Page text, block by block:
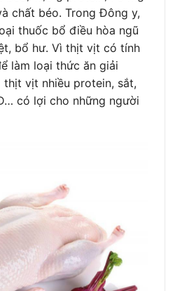
chất béo. Trong Đông y,
thuốc bổ điều hòa ngũ
bổ hư. Vì thịt vịt có tính
làm loại thức ăn giải
thịt vịt nhiều protein, sắt,
có lợi cho những người